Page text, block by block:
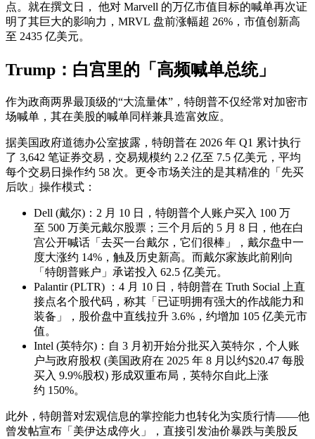
点。就在撰文日， 他对 Marvell 的万亿市值目标的喊单再次证
明了其巨大的影响力，MRVL 盘前涨幅超 26%，市值创新高
至 2435 亿美元。
Trump：白宫里的「高频喊单总统」
作为政商两界最顶级的“大流量体”，特朗普不仅经常对加密市
场喊单，其在美股的喊单同样兼具造富效应。
据美国政府道德办公室披露，特朗普在 2026 年 Q1 累计执行
了 3,642 笔证券交易，交易规模约 2.2 亿至 7.5 亿美元，平均
每个交易日操作约 58 次。更令市场关注的是其精准的「先买
后吹」操作模式：
Dell (戴尔)：2 月 10 日，特朗普个人账户买入 100 万
至 500 万美元戴尔股票；三个月后的 5 月 8 日，他在白
宫公开喊话「去买一台戴尔，它们很棒」，戴尔盘中一
度大涨约 14%，触及历史新高。而戴尔家族此前刚向
「特朗普账户」承诺投入 62.5 亿美元。
Palantir (PLTR) ：4 月 10 日，特朗普在 Truth Social 上直
接点名个股代码，称其「已证明拥有强大的作战能力和
装备」，股价盘中直线拉升 3.6%，约增加 105 亿美元市
值。
Intel (英特尔)：自 3 月初开始分批买入英特尔，个人账
户与政府股权 (美国政府在 2025 年 8 月以约$20.47 每股
买入 9.9%股权) 形成双重布局，英特尔自此上涨
约 150%。
此外，特朗普对宏观信息的掌控能力也转化为实质行情——他
曾发帖宣布「美伊达成停火」，直接引发油价暴跌与美股反